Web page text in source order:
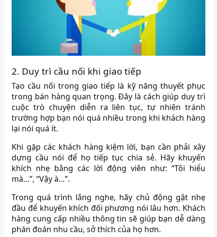
2. Duy trì cầu nối khi giao tiếp
Tạo cầu nối trong giao tiếp là kỹ năng thuyết phục
trong bán hàng quan trọng. Đây là cách giúp duy trì
cuộc trò chuyện diễn ra liên tục, tự nhiên tránh
trường hợp bạn nói quá nhiều trong khi khách hàng
lại nói quá ít.
Khi gặp các khách hàng kiệm lời, bạn cần phải xây
dựng cầu nói để họ tiếp tục chia sẻ. Hãy khuyến
khích nhẹ bằng các lời động viên như: “Tôi hiểu
mà…”, “Vậy à…”.
Trong quá trình lắng nghe, hãy chủ động gật nhẹ
đầu để khuyến khích đối phương nói lâu hơn. Khách
hàng cung cấp nhiều thông tin sẽ giúp bạn dễ dàng
phán đoán nhu cầu, sở thích của họ hơn.